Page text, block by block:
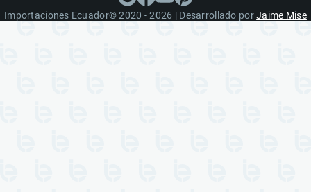
Importaciones Ecuador© 2020 - 2026 | Desarrollado porJaime Mise